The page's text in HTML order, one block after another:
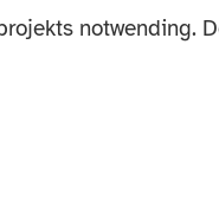
notwending.